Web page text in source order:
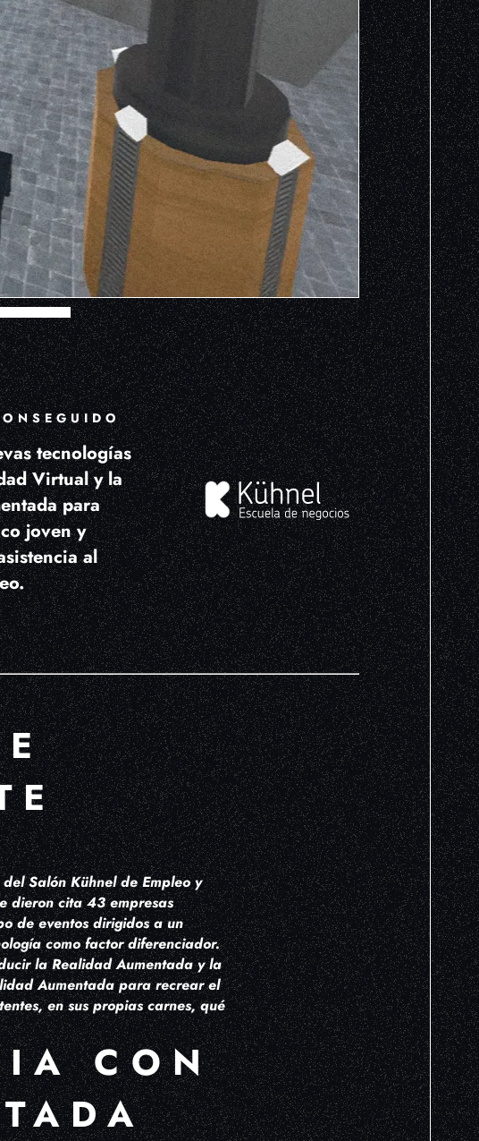
tecnologías
Virtual y la
para
joven y
al
Salón Kühnel de Empleo y
dieron cita 43 empresas
de eventos dirigidos a un
como factor diferenciador.
la Realidad Aumentada y la
Aumentada para recrear el
en sus propias carnes, qué
CON